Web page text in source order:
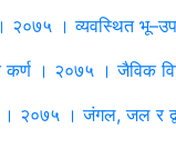
२०७५ । व्यवस्थित
कर्ण । २०७५ । जैविक
। २०७५ । जंगल, जल र